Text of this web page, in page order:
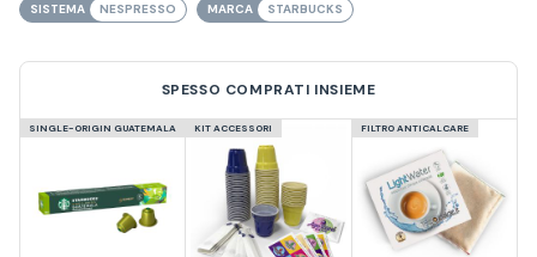
SISTEMA NESPRESSO MARCA STARBUCKS
SPESSO COMPRATI INSIEME
SINGLE-ORIGIN GUATEMALA KIT ACCESSORI FILTRO ANTICALCARE